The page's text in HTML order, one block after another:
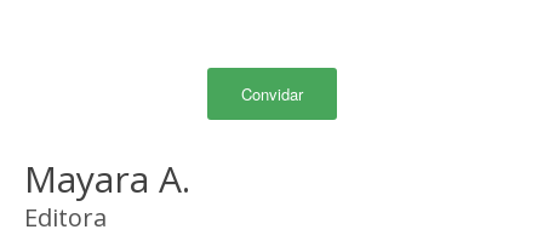
Convidar
Mayara A.
Editora